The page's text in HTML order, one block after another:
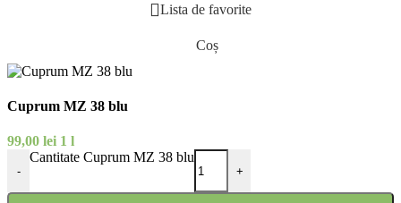
Lista de favorite
Coș
Cuprum MZ 38 blu
99,00 lei 1 l
-
Cantitate Cuprum MZ 38 blu
+